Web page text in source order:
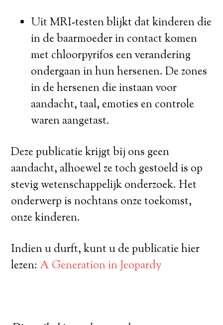
Uit MRI-testen blijkt dat kinderen die
in de baarmoeder in contact komen
met chloorpyrifos een verandering
ondergaan in hun hersenen. De zones
in de hersenen die instaan voor
aandacht, taal, emoties en controle
waren aangetast.
Deze publicatie krijgt bij ons geen
aandacht, alhoewel ze toch gestoeld is op
stevig wetenschappelijk onderzoek. Het
onderwerp is nochtans onze toekomst,
onze kinderen.
Indien u durft, kunt u de publicatie hier
lezen: A Generation in Jeopardy